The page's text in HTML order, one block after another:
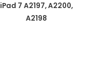
iPad 7 A2197, A2200,
A2198